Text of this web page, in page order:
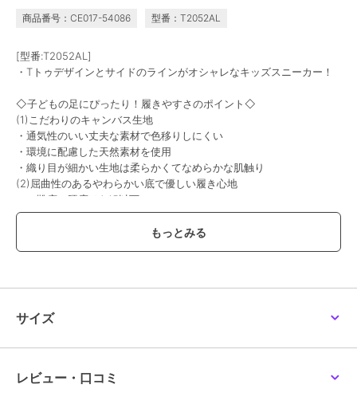
商品番号：CE017-54086 型番：T2052AL
[型番:T2052AL]
・Tトゥデザインとサイドのラインがオシャレなキッズスニーカー！
◇子どもの足にぴったり！履きやすさのポイント◇
(1)こだわりのキャンバス生地
・通気性のいい丈夫な素材で色移りしにくい
・環境に配慮した天然素材を使用
・織り目が細かい生地は柔らかくてなめらかな肌触り
(2)屈曲性のあるやわらかい底で優しい履き心地
（靴底の硬度はA45以下）
(3)かかとをしっかりホールド
(4)マジックテープで足に合わせて自由に調整
(5)衝撃からつま先を保護
※ 画像はサンプルを使用している為、実際にお届けする商品と仕様
が異なる場合がございます。
サイズ
レビュー・口コミ